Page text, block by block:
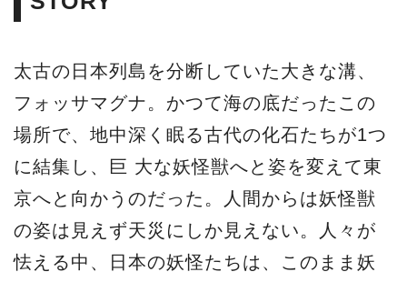
太古の日本列島を分断していた大きな溝、
フォッサマグナ。かつて海の底だったこの
場所で、地中深く眠る古代の化石たちが1つ
に結集し、巨 大な妖怪獣へと姿を変えて東
京へと向かうのだった。人間からは妖怪獣
の姿は見えず天災にしか見えない。人々が
怯える中、日本の妖怪たちは、このまま妖